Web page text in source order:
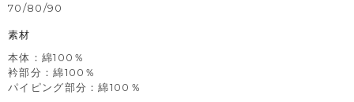
70/80/90
素材
本体：綿100％
衿部分：綿100％
パイピング部分：綿100％